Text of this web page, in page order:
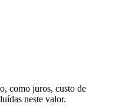
como juros, custo de
neste valor.